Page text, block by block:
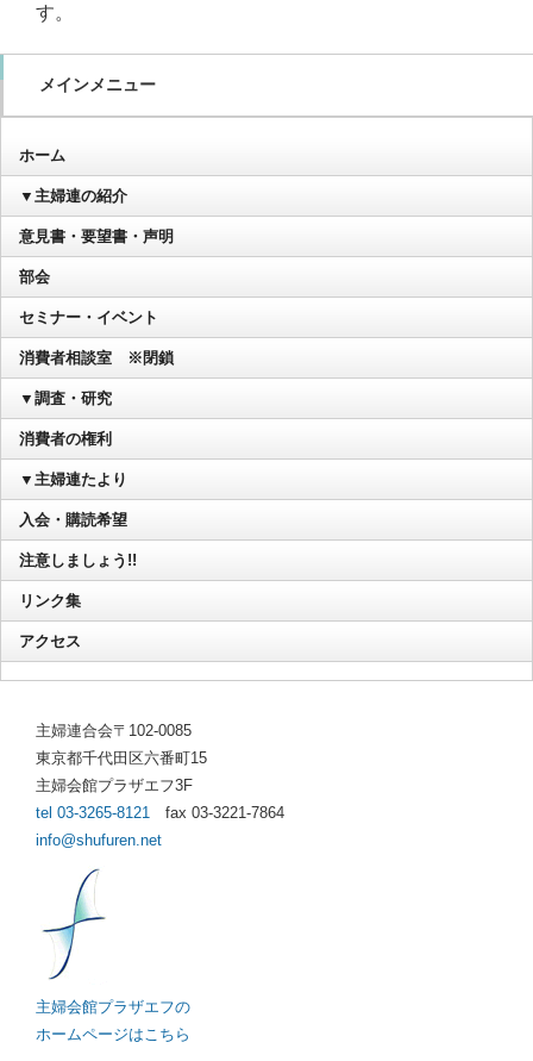
す。
メインメニュー
ホーム
▼主婦連の紹介
意見書・要望書・声明
部会
セミナー・イベント
消費者相談室 ※閉鎖
▼調査・研究
消費者の権利
▼主婦連たより
入会・購読希望
注意しましょう!!
リンク集
アクセス
主婦連合会〒102-0085
東京都千代田区六番町15
主婦会館プラザエフ3F
tel 03-3265-8121 fax 03-3221-7864
info@shufuren.net
主婦会館プラザエフの
ホームページはこちら